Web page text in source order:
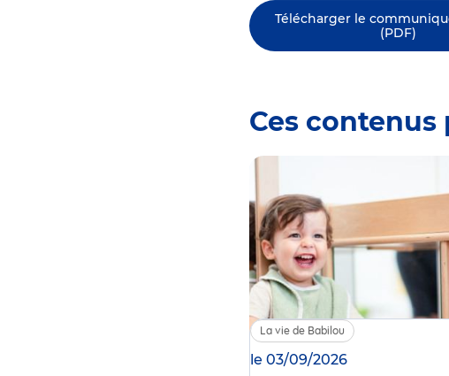
Télécharger le
(PDF)
Ces
La vie de Babilou
le 03/09/2026